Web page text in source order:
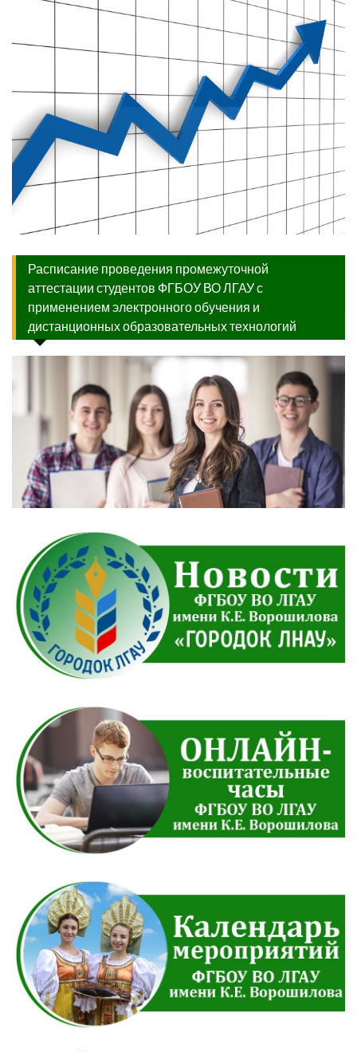
Расписание проведения промежуточной
аттестации студентов ФГБОУ ВО ЛГАУ с
применением электронного обучения и
дистанционных образовательных технологий